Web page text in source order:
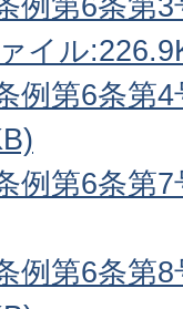
イル
例第6条第
例第6条第
例第6条第